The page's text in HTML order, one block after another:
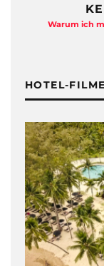
Warum ich
HOTEL-FILME